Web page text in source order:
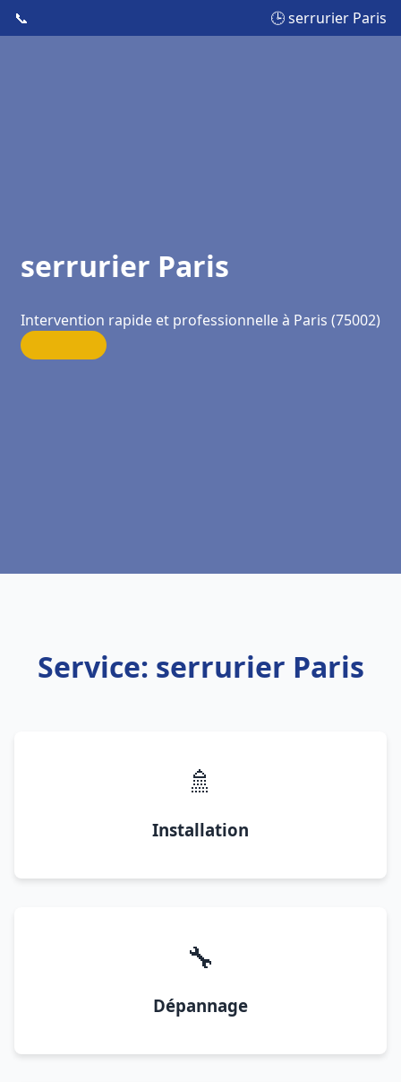
📞 🕒 serrurier Paris
serrurier Paris
Intervention rapide et professionnelle à Paris (75002)
Service: serrurier Paris
🚿
Installation
🔧
Dépannage